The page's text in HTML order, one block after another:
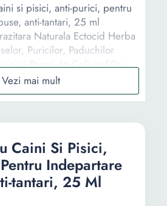
Caini Si Pisici,
Indepartare
tantari, 25 Ml
si pisici, anti-purici, pentru
anti-tantari, 25 ml
Naturala Ectocid Herba
Puricilor, Paduchilor
si Pasari de Colivie 50g
si purici pentru animale,
anti purici si capuse pentru
antipurici, Fiprex, 1 ml